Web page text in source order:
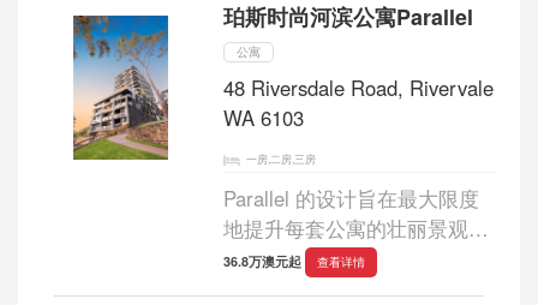
有全球顶级酒店的设计和开发
经验，每套住...
珀斯时尚河滨公寓Parallel
公寓
48 Riversdale Road, Rivervale
WA 6103
一房,二房,三房
Parallel 的设计旨在最大限度
地提升每套公寓的壮丽景观。
引人注目的锯齿状悬臂结构令
人印象深刻，其视觉韵律赋予
36.8万澳元起 查看详情